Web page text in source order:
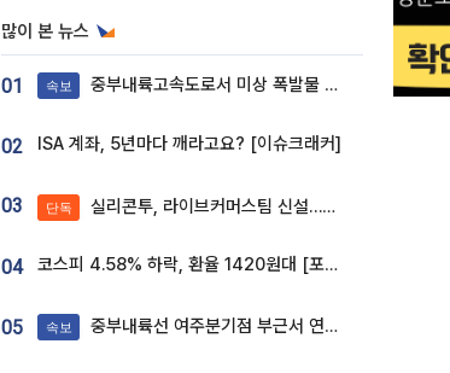
많이 본 뉴스
01 속보 중부내륙고속도로서 미상 폭발물 발견
02 ISA 계좌, 5년마다 깨라고요? [이슈크래커]
03 단독 실리콘투, 라이브커머스팀 신설…K뷰티 ‘글로벌 판매망’ 확대[K뷰티 라방戰]
04 코스피 4.58% 하락, 환율 1420원대 [포토]
05 속보 중부내륙선 여주분기점 부근서 연이은 추돌사고 발생